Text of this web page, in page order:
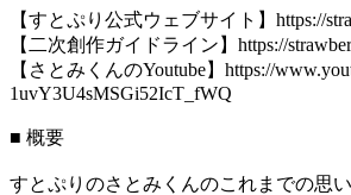
【すとぷり公式ウェブサイト】https://
【二次創作ガイドライン】https://
【さとみくんのYoutube】https://
1uvY3U4sMSGi52IcT_fWQ
■ 概要
すとぷりのさとみくんのこれまでの思